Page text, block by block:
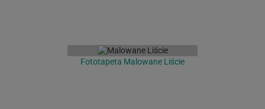
Fototapeta Malowane Liście